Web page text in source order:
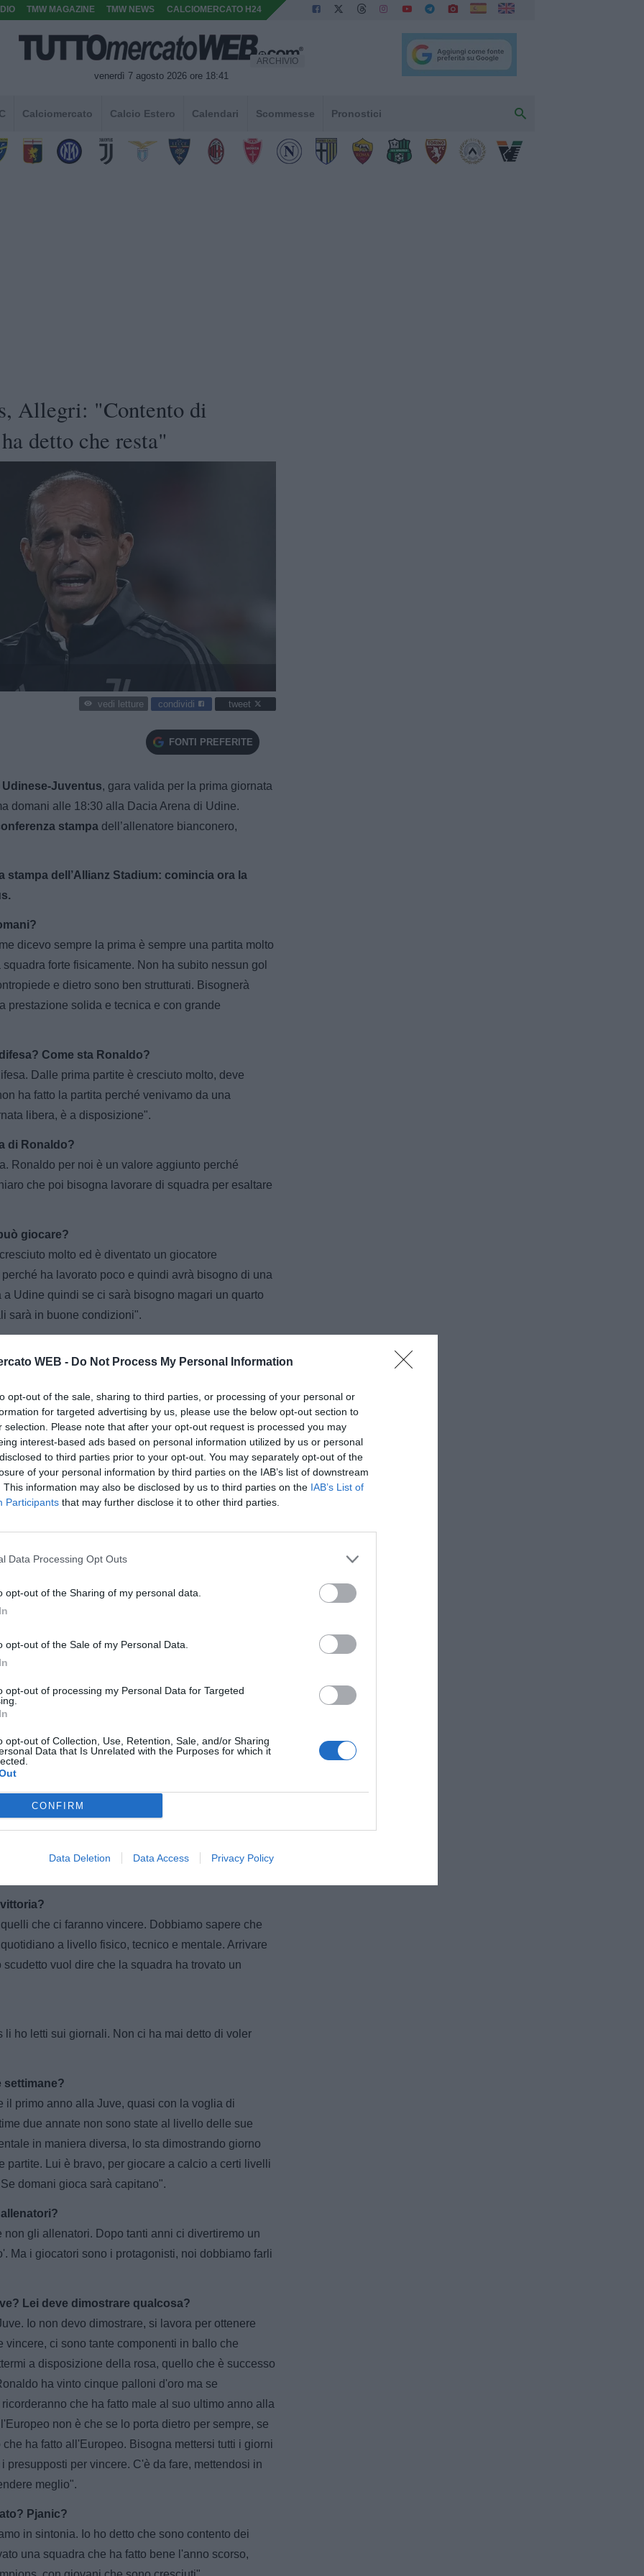
WEB - Do Not Process My Personal Information
opt-out of the sale, sharing to third parties, or processing of your personal or
for targeted advertising by us, please use the below opt-out section to
selection. Please note that after your opt-out request is processed you may
interest-based ads based on personal information utilized by us or personal
to third parties prior to your opt-out. You may separately opt-out of the
of your personal information by third parties on the IAB’s list of downstream
This information may also be disclosed by us to third parties on the IAB’s List of
Participants that may further disclose it to other third parties.
Data Processing Opt Outs
opt-out of the Sharing of my personal data.
opt-out of the Sale of my Personal Data.
opt-out of processing my Personal Data for Targeted
opt-out of Collection, Use, Retention, Sale, and/or Sharing
Data that Is Unrelated with the Purposes for which it
CONFIRM
Data Deletion Data Access Privacy Policy
TMW MAGAZINE TMW NEWS CALCIOMERCATO H24
venerdì 7 agosto 2026 ore 18:41
ARCHIVIO
Calciomercato Calcio Estero Calendari Scommesse Pronostici
Allegri: "Contento di
detto che resta"
vedi letture condividi tweet
FONTI PREFERITE
Udinese-Juventus, gara valida per la prima giornata
domani alle 18:30 alla Dacia Arena di Udine.
stampa dell’allenatore bianconero,
stampa dell’Allianz Stadium: comincia ora la
dicevo sempre la prima è sempre una partita molto
forte fisicamente. Non ha subito nessun gol
e dietro sono ben strutturati. Bisognerà
prestazione solida e tecnica e con grande
Come sta Ronaldo?
Dalle prima partite è cresciuto molto, deve
ha fatto la partita perché venivamo da una
libera, è a disposizione".
di Ronaldo?
Ronaldo per noi è un valore aggiunto perché
che poi bisogna lavorare di squadra per esaltare
giocare?
molto ed è diventato un giocatore
ha lavorato poco e quindi avrà bisogno di una
Udine quindi se ci sarà bisogno magari un quarto
sarà in buone condizioni".
che sono alla Juve, altrimenti non sarebbe qui.
rendere un po' di più o un po' di meno, non è che
dalla testa come tutti noi e da come siamo
di sempre?
hanno ributtato dentro tutti i vecchi: me, Spalletti,
esserci perché creano maggiore attenzione e
le cose vanno bene. Quest’anno come tutti gli
Il corto muso vince sempre? Sarà un
viaggiare come le crociere. Non bisogna avere
a 80-90 e avere una buona media che alla
lo scudetto, noi siamo nelle 6-7 che possono
pensiamo a vincere la prima partita".
che ci faranno vincere. Dobbiamo sapere che
a livello fisico, tecnico e mentale. Arrivare
vuol dire che la squadra ha trovato un
ho letti sui giornali. Non ci ha mai detto di voler
settimane?
il primo anno alla Juve, quasi con la voglia di
due annate non sono state al livello delle sue
in maniera diversa, lo sta dimostrando giorno
partite. Lui è bravo, per giocare a calcio a certi livelli
domani gioca sarà capitano".
gli allenatori. Dopo tanti anni ci divertiremo un
Ma i giocatori sono i protagonisti, noi dobbiamo farli
Lei deve dimostrare qualcosa?
Io non devo dimostrare, si lavora per ottenere
vincere, ci sono tante componenti in ballo che
a disposizione della rosa, quello che è successo
ha vinto cinque palloni d'oro ma se
che ha fatto male al suo ultimo anno alla
non è che se lo porta dietro per sempre, se
ha fatto all'Europeo. Bisogna mettersi tutti i giorni
presupposti per vincere. C'è da fare, mettendosi in
meglio".
Pjanic?
in sintonia. Io ho detto che sono contento dei
una squadra che ha fatto bene l'anno scorso,